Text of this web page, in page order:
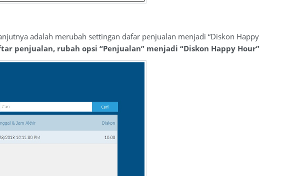
adalah merubah settingan dafar penjualan menjadi “Diskon Happy
penjualan, rubah opsi “Penjualan” menjadi “Diskon Happy Hour”